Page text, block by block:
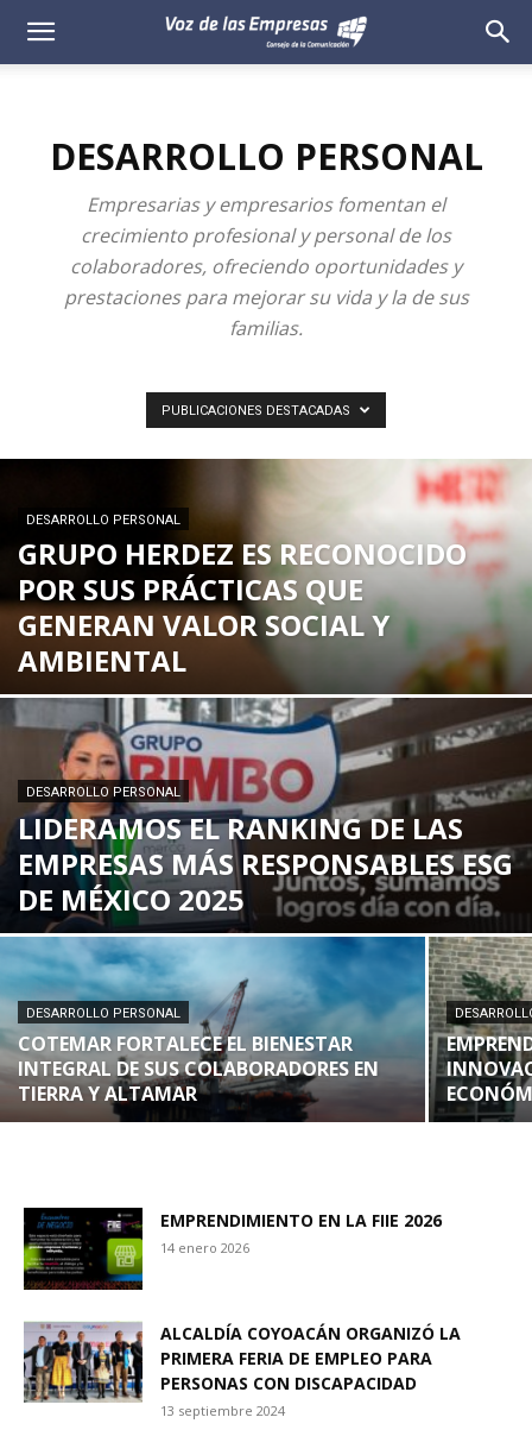
Voz
DESARROLLO PERSONAL
Empresarias y empresarios fomentan el
crecimiento profesional y personal de los
colaboradores, ofreciendo oportunidades y
prestaciones para mejorar su vida y la de sus
familias.
PUBLICACIONES DESTACADAS
DESARROLLO PERSONAL
GRUPO HERDEZ ES RECONOCIDO
POR SUS PRÁCTICAS QUE
GENERAN VALOR SOCIAL Y
AMBIENTAL
DESARROLLO PERSONAL
LIDERAMOS EL RANKING DE LAS
EMPRESAS MÁS RESPONSABLES ESG
DE MÉXICO 2025
DESARROLLO PERSONAL
COTEMAR FORTALECE EL BIENESTAR
INTEGRAL DE SUS COLABORADORES EN
TIERRA Y ALTAMAR
EMPRENDIMIENTO EN LA FIIE 2026
14 enero 2026
ALCALDÍA COYOACÁN ORGANIZÓ LA
PRIMERA FERIA DE EMPLEO PARA
PERSONAS CON DISCAPACIDAD
13 septiembre 2024